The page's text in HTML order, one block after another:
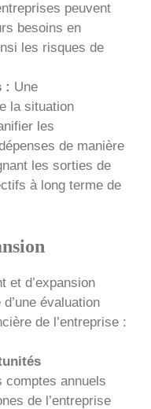
peuvent
besoins en
les risques de
: Une
la situation
les
de manière
les sorties de
à long terme de
et d’expansion
évaluation
de l’entreprise :
comptes annuels
de l’entreprise